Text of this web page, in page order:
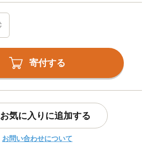
寄付する
お気に入りに追加する
お問い合わせについて